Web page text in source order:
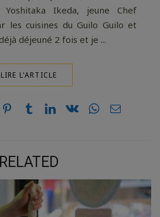
Ikeda, jeune Chef
les cuisines du Guilo Guilo et
déjeuné 2 fois et je ...
LIRE L'ARTICLE
RELATED